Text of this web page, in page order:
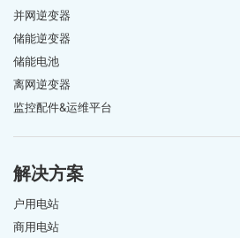
并网逆变器
储能逆变器
储能电池
离网逆变器
监控配件&运维平台
解决方案
户用电站
商用电站